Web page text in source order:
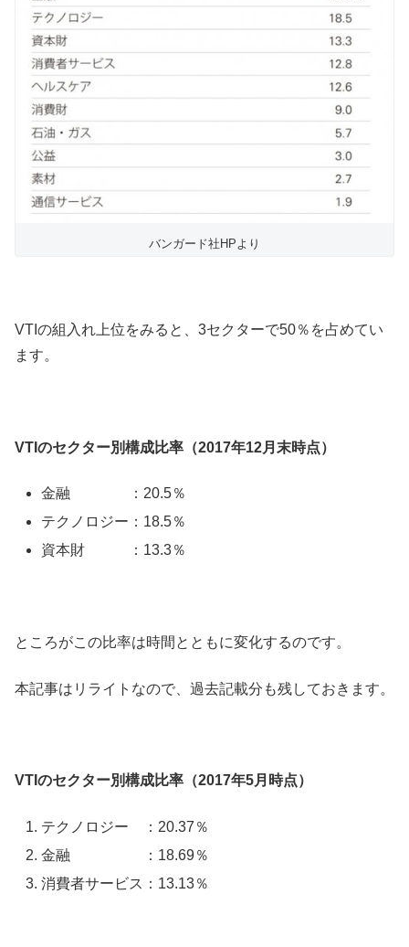
バンガード社HPより
VTIの組入れ上位をみると、3セクターで50％を占めてい
ます。
VTIのセクター別構成比率（2017年12月末時点）
金融 ：20.5％
テクノロジー：18.5％
資本財 ：13.3％
ところがこの比率は時間とともに変化するのです。
本記事はリライトなので、過去記載分も残しておきます。
VTIのセクター別構成比率（2017年5月時点）
テクノロジー ：20.37％
金融 ：18.69％
消費者サービス：13.13％